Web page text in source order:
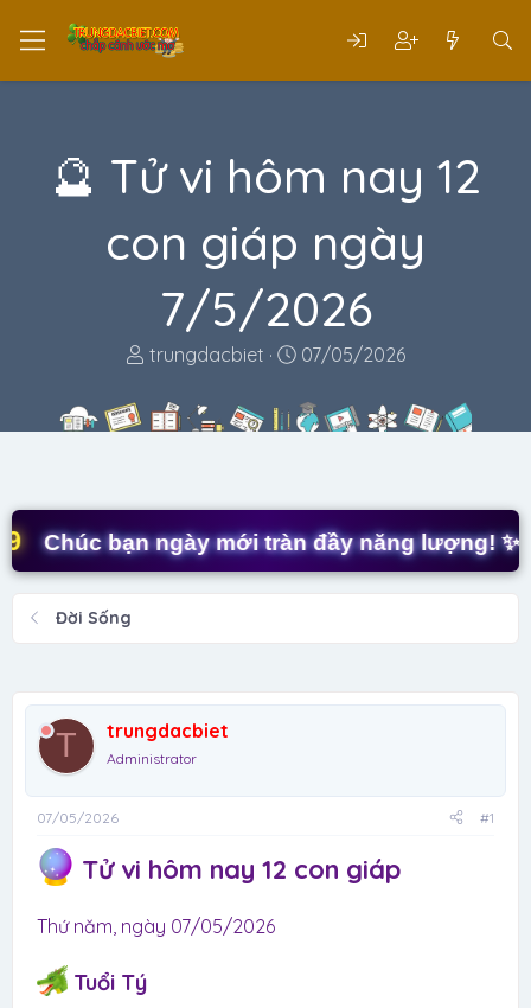
🔮 Tử vi hôm nay 12
con giáp ngày
7/5/2026
T
r
e
s
t
a
r
trungdacbiet
N
à
y
i
07/05/2026
bạn ngày mới tràn đầy năng lượng! ✨
Đời Sống
T trungdacbiet
Administrator
07/05/2026 #1
Tử vi hôm nay 12 con giáp
Thứ năm, ngày 07/05/2026
Tuổi Tý